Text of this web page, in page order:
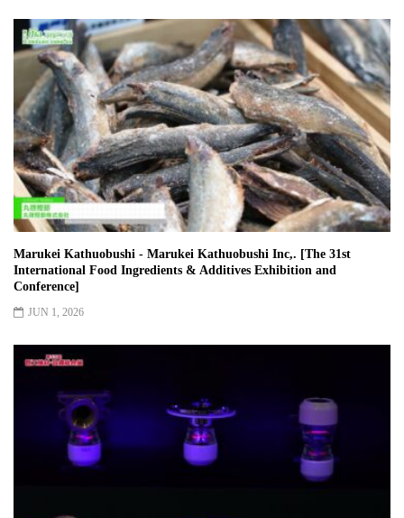
Marukei Kathuobushi - Marukei Kathuobushi Inc,. [The 31st
International Food Ingredients & Additives Exhibition and
Conference]
JUN 1, 2026